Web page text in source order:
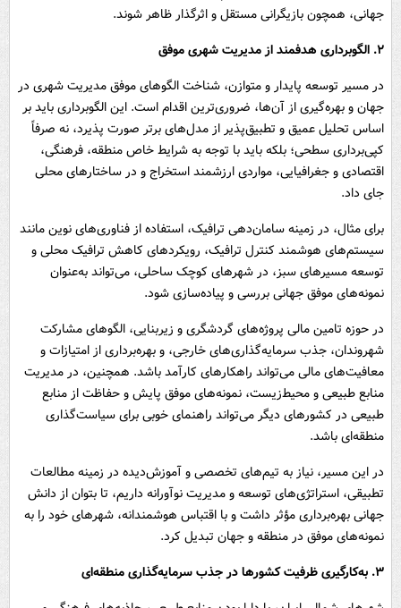
جهانی، همچون بازیگرانی مستقل و اثرگذار ظاهر شوند.
۲. الگوبرداری هدفمند از مدیریت شهری موفق
در مسیر توسعه پایدار و متوازن، شناخت الگوهای موفق مدیریت شهری در
جهان و بهره‌گیری از آن‌ها، ضروری‌ترین اقدام است. این الگوبرداری باید بر
اساس تحلیل عمیق و تطبیق‌پذیر از مدل‌های برتر صورت پذیرد، نه صرفاً
کپی‌برداری سطحی؛ بلکه باید با توجه به شرایط خاص منطقه، فرهنگی،
اقتصادی و جغرافیایی، مواردی ارزشمند استخراج و در ساختارهای محلی
جای داد.
برای مثال، در زمینه‌ سامان‌دهی ترافیک، استفاده از فناوری‌های نوین مانند
سیستم‌های هوشمند کنترل ترافیک، رویکردهای کاهش ترافیک محلی و
توسعه مسیرهای سبز، در شهرهای کوچک ساحلی، می‌تواند به‌عنوان
نمونه‌های موفق جهانی بررسی و پیاده‌سازی شود.
در حوزه تامین مالی پروژه‌های گردشگری و زیربنایی، الگوهای مشارکت
شهروندان، جذب سرمایه‌گذاری‌های خارجی، و بهره‌برداری از امتیازات و
معافیت‌های مالی می‌تواند راهکارهای کارآمد باشد. همچنین، در مدیریت
منابع طبیعی و محیط‌زیست، نمونه‌های موفق پایش و حفاظت از منابع
طبیعی در کشورهای دیگر می‌تواند راهنمای خوبی برای سیاست‌گذاری
منطقه‌ای باشد.
در این مسیر، نیاز به تیم‌های تخصصی و آموزش‌دیده در زمینه مطالعات
تطبیقی، استراتژی‌های توسعه و مدیریت نوآورانه داریم، تا بتوان از دانش
جهانی بهره‌برداری مؤثر داشت و با اقتباس هوشمندانه، شهرهای خود را به
نمونه‌های موفق در منطقه و جهان تبدیل کرد.
۳. به‌کارگیری ظرفیت کشورها در جذب سرمایه‌گذاری منطقه‌ای